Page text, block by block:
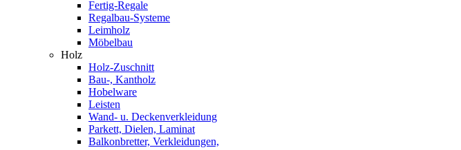
Fertig-Regale
Regalbau-Systeme
Leimholz
Möbelbau
Holz
Holz-Zuschnitt
Bau-, Kantholz
Hobelware
Leisten
Wand- u. Deckenverkleidung
Parkett, Dielen, Laminat
Balkonbretter, Verkleidungen,